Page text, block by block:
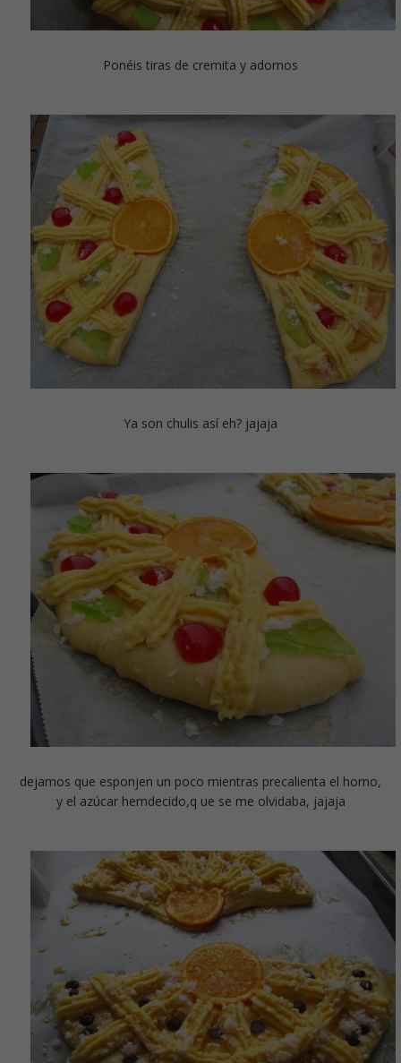
Ponéis tiras de cremita y adornos
Ya son chulis así eh? jajaja
dejamos que esponjen un poco mientras precalienta el horno,
y el azúcar hemdecido,q ue se me olvidaba, jajaja